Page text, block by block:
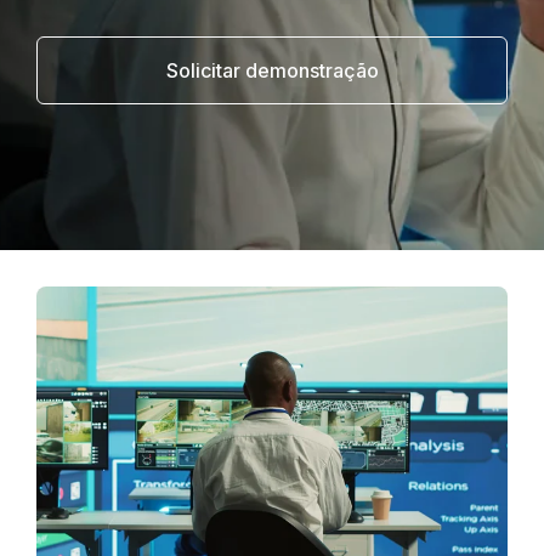
Solicitar demonstração